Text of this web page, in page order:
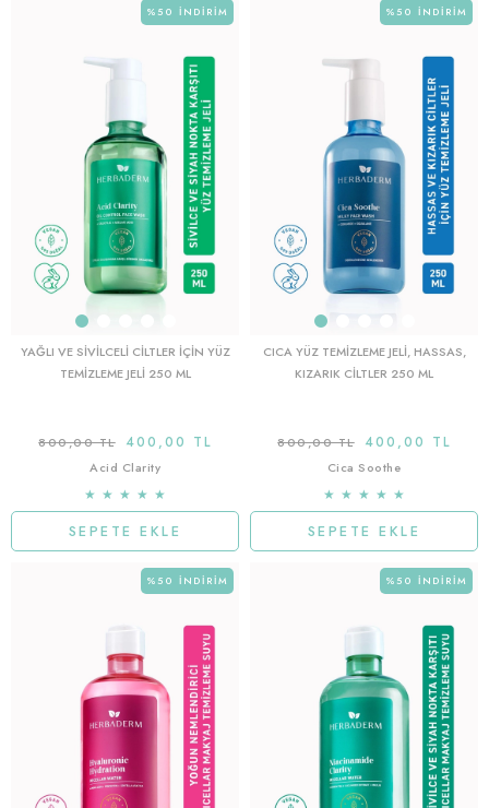
YAĞLI VE SIVILCELI CILTLER IÇIN YÜZ
TEMIZLEME JELI 250 ML
400,00 TL
800,00 TL
Acid Clarity
★ ★ ★ ★ ★
SEPETE EKLE
%50 İNDIRIM
CICA YÜZ TEMIZLEME JELI, HASSAS,
KIZARIK CILTLER 250 ML
400,00 TL
800,00 TL
Cica Soothe
★ ★ ★ ★ ★
SEPETE EKLE
%50 İNDIRIM
%50 İNDIRIM %50 İNDIRIM